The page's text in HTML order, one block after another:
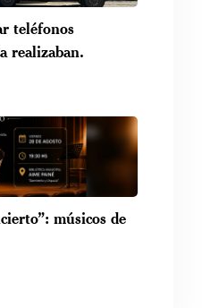
teléfonos
realizaban.
músicos de